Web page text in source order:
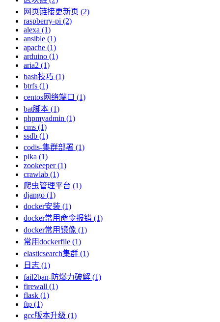
网页链接更新页 (2)
raspberry-pi (2)
alexa (1)
ansible (1)
apache (1)
arduino (1)
aria2 (1)
bash技巧 (1)
btrfs (1)
centos网络端口 (1)
bat脚本 (1)
phpmyadmin (1)
cms (1)
ssdb (1)
codis-集群部署 (1)
pika (1)
zookeeper (1)
crawlab (1)
爬虫管理平台 (1)
django (1)
docker安装 (1)
docker常用命令报错 (1)
docker常用镜像 (1)
常用dockerfile (1)
elasticsearch集群 (1)
日志 (1)
fail2ban-防爆力破解 (1)
firewall (1)
flask (1)
ftp (1)
gcc版本升级 (1)